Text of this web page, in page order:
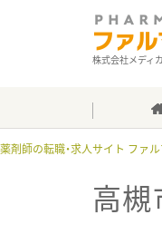
株式会社メディ
薬剤師の転職・求人サイト ファ
高槻